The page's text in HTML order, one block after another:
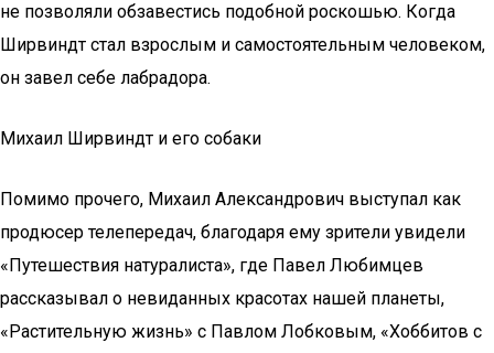
не позволяли обзавестись подобной роскошью. Когда
Ширвиндт стал взрослым и самостоятельным человеком,
он завел себе лабрадора.
Михаил Ширвиндт и его собаки
Помимо прочего, Михаил Александрович выступал как
продюсер телепередач, благодаря ему зрители увидели
«Путешествия натуралиста», где Павел Любимцев
рассказывал о невиданных красотах нашей планеты,
«Растительную жизнь» с Павлом Лобковым, «Хоббитов с